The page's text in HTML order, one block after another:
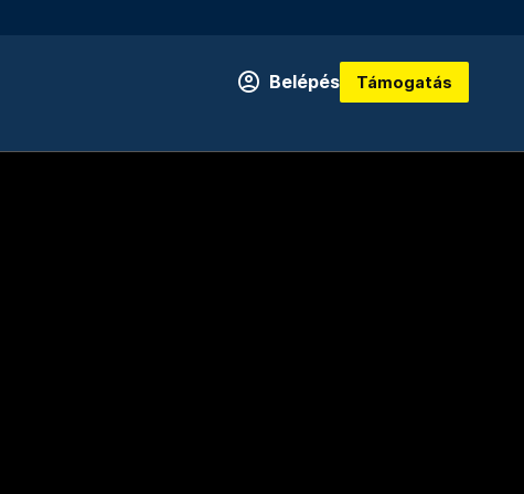
Belépés Támogatás